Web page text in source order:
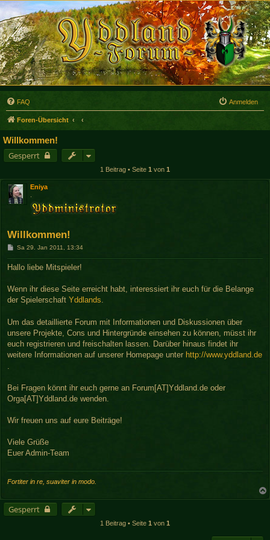
FAQ Anmelden
Foren-Übersicht
Willkommen!
Gesperrt
1 Beitrag • Seite 1 von 1
Eniya
Willkommen!
B
t
g
Sa 29. Jan 2011, 13:34
Hallo liebe Mitspieler!
Wenn ihr diese Seite erreicht habt, interessiert ihr euch für die Belange
der Spielerschaft Yddlands
Um das detaillierte Forum mit Informationen und Diskussionen über
unsere Projekte, Cons und Hintergründe einsehen zu können, müsst ihr
euch registrieren und freischalten lassen. Darüber hinaus findet ihr
weitere Informationen auf unserer Homepage unter http://www.yddland.de
Bei Fragen könnt ihr euch gerne an Forum[AT]Yddland.de oder
Orga[AT]Yddland.de wenden.
Wir freuen uns auf eure Beiträge!
Viele Grüße
Euer Admin-Team
Fortiter in re, suaviter in modo.
Gesperrt
1 Beitrag • Seite 1 von 1